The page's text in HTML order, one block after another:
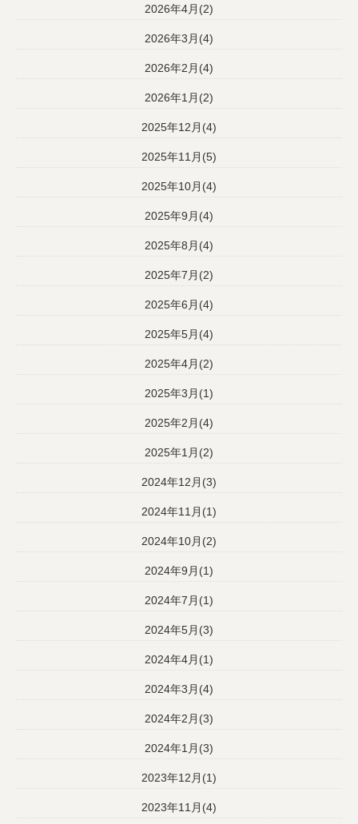
2026年4月(2)
2026年3月(4)
2026年2月(4)
2026年1月(2)
2025年12月(4)
2025年11月(5)
2025年10月(4)
2025年9月(4)
2025年8月(4)
2025年7月(2)
2025年6月(4)
2025年5月(4)
2025年4月(2)
2025年3月(1)
2025年2月(4)
2025年1月(2)
2024年12月(3)
2024年11月(1)
2024年10月(2)
2024年9月(1)
2024年7月(1)
2024年5月(3)
2024年4月(1)
2024年3月(4)
2024年2月(3)
2024年1月(3)
2023年12月(1)
2023年11月(4)